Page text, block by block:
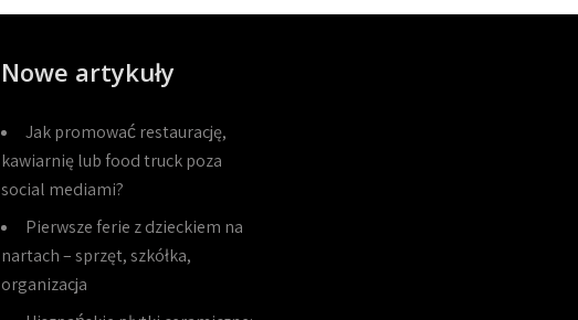
Nowe artykuły
Jak promować restaurację,
kawiarnię lub food truck poza
social mediami?
Pierwsze ferie z dzieckiem na
nartach – sprzęt, szkółka,
organizacja